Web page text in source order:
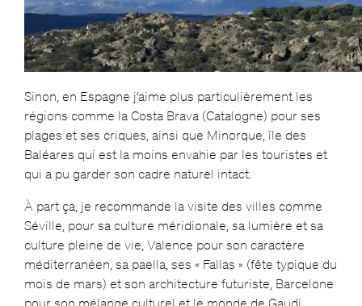
Sinon, en Espagne j’aime plus particulièrement les
régions comme la Costa Brava (Catalogne) pour ses
plages et ses criques, ainsi que Minorque, île des
Baléares qui est la moins envahie par les touristes et
qui a pu garder son cadre naturel intact.
À part ça, je recommande la visite des villes comme
Séville, pour sa culture méridionale, sa lumière et sa
culture pleine de vie, Valence pour son caractère
méditerranéen, sa paella, ses « Fallas » (fête typique du
mois de mars) et son architecture futuriste, Barcelone
pour son mélange culturel et le monde de Gaudi,